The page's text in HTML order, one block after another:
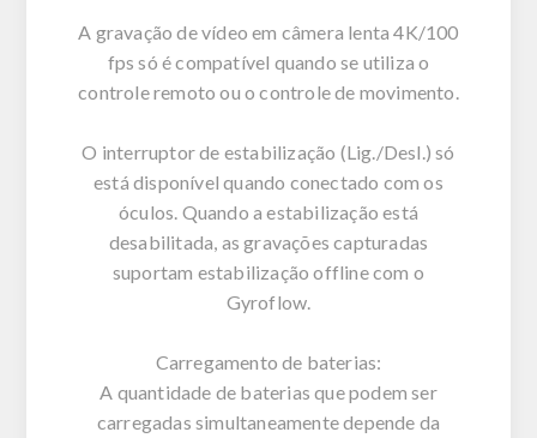
A gravação de vídeo em câmera lenta 4K/100
fps só é compatível quando se utiliza o
controle remoto ou o controle de movimento.
O interruptor de estabilização (Lig./Desl.) só
está disponível quando conectado com os
óculos. Quando a estabilização está
desabilitada, as gravações capturadas
suportam estabilização offline com o
Gyroflow.
Carregamento de baterias:
A quantidade de baterias que podem ser
carregadas simultaneamente depende da